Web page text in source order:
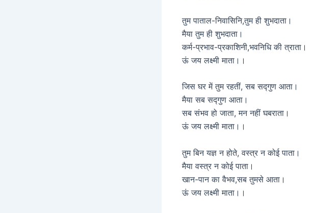
तुम पाताल-निवासिनि,तुम ही शुभदाता।
मैया तुम ही शुभदाता।
कर्म-प्रभाव-प्रकाशिनी,भवनिधि की त्राता।
ऊं जय लक्ष्मी माता।।
जिस घर में तुम रहतीं, सब सद्गुण आता।
मैया सब सद्गुण आता।
सब संभव हो जाता, मन नहीं घबराता।
ऊं जय लक्ष्मी माता।।
तुम बिन यज्ञ न होते, वस्त्र न कोई पाता।
मैया वस्त्र न कोई पाता।
खान-पान का वैभव,सब तुमसे आता।
ऊं जय लक्ष्मी माता।।